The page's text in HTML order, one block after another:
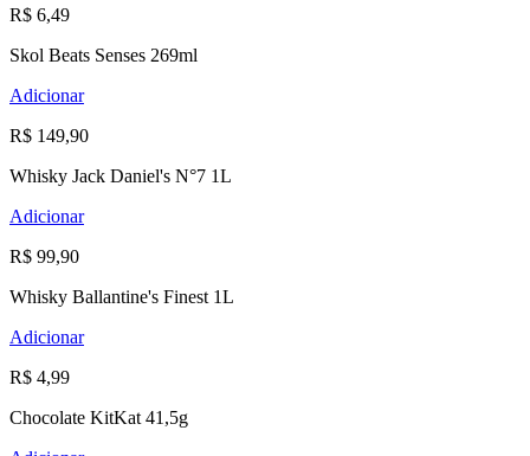
R$ 6,49
Skol Beats Senses 269ml
Adicionar
R$ 149,90
Whisky Jack Daniel's N°7 1L
Adicionar
R$ 99,90
Whisky Ballantine's Finest 1L
Adicionar
R$ 4,99
Chocolate KitKat 41,5g